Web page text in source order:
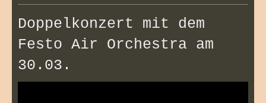
Doppelkonzert mit dem
Festo Air Orchestra am
30.03.